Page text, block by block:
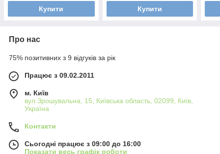
Купити Купити
Про нас
75% позитивних з 9 відгуків за рік
Працює з 09.02.2011
м. Київ
вул.Зрошувальна, 15, Київська область, 02099, Київ,
Україна
Контакти
Сьогодні працює з 09:00 до 16:00
Показати весь графік роботи